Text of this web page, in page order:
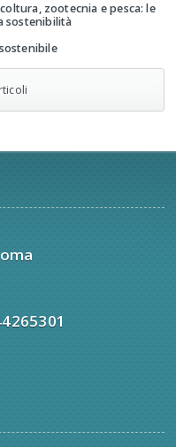
zootecnia e pesca: le
sostenibilità